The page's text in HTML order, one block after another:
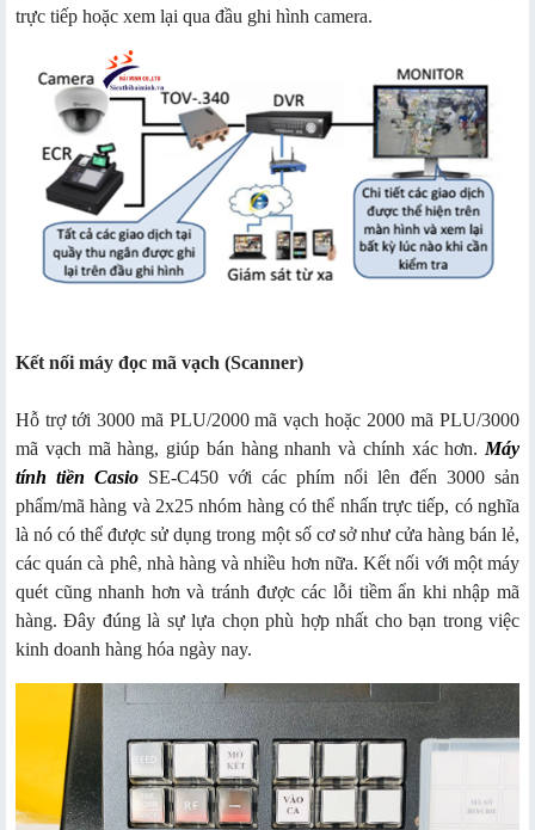
trực tiếp hoặc xem lại qua đầu ghi hình camera.
Kết nối máy đọc mã vạch (Scanner)
Hỗ trợ tới 3000 mã PLU/2000 mã vạch hoặc 2000 mã PLU/3000
mã vạch mã hàng, giúp bán hàng nhanh và chính xác hơn. Máy
tính tiền Casio SE-C450 với các phím nổi lên đến 3000 sản
phẩm/mã hàng và 2x25 nhóm hàng có thể nhấn trực tiếp, có nghĩa
là nó có thể được sử dụng trong một số cơ sở như cửa hàng bán lẻ,
các quán cà phê, nhà hàng và nhiều hơn nữa. Kết nối với một máy
quét cũng nhanh hơn và tránh được các lỗi tiềm ẩn khi nhập mã
hàng. Đây đúng là sự lựa chọn phù hợp nhất cho bạn trong việc
kinh doanh hàng hóa ngày nay.